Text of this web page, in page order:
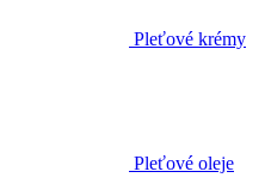
Pleťové krémy
Pleťové oleje